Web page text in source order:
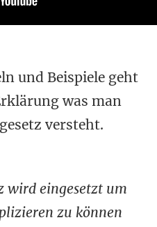
und Beispiele geht
was man
versteht.
wird eingesetzt um
zu können